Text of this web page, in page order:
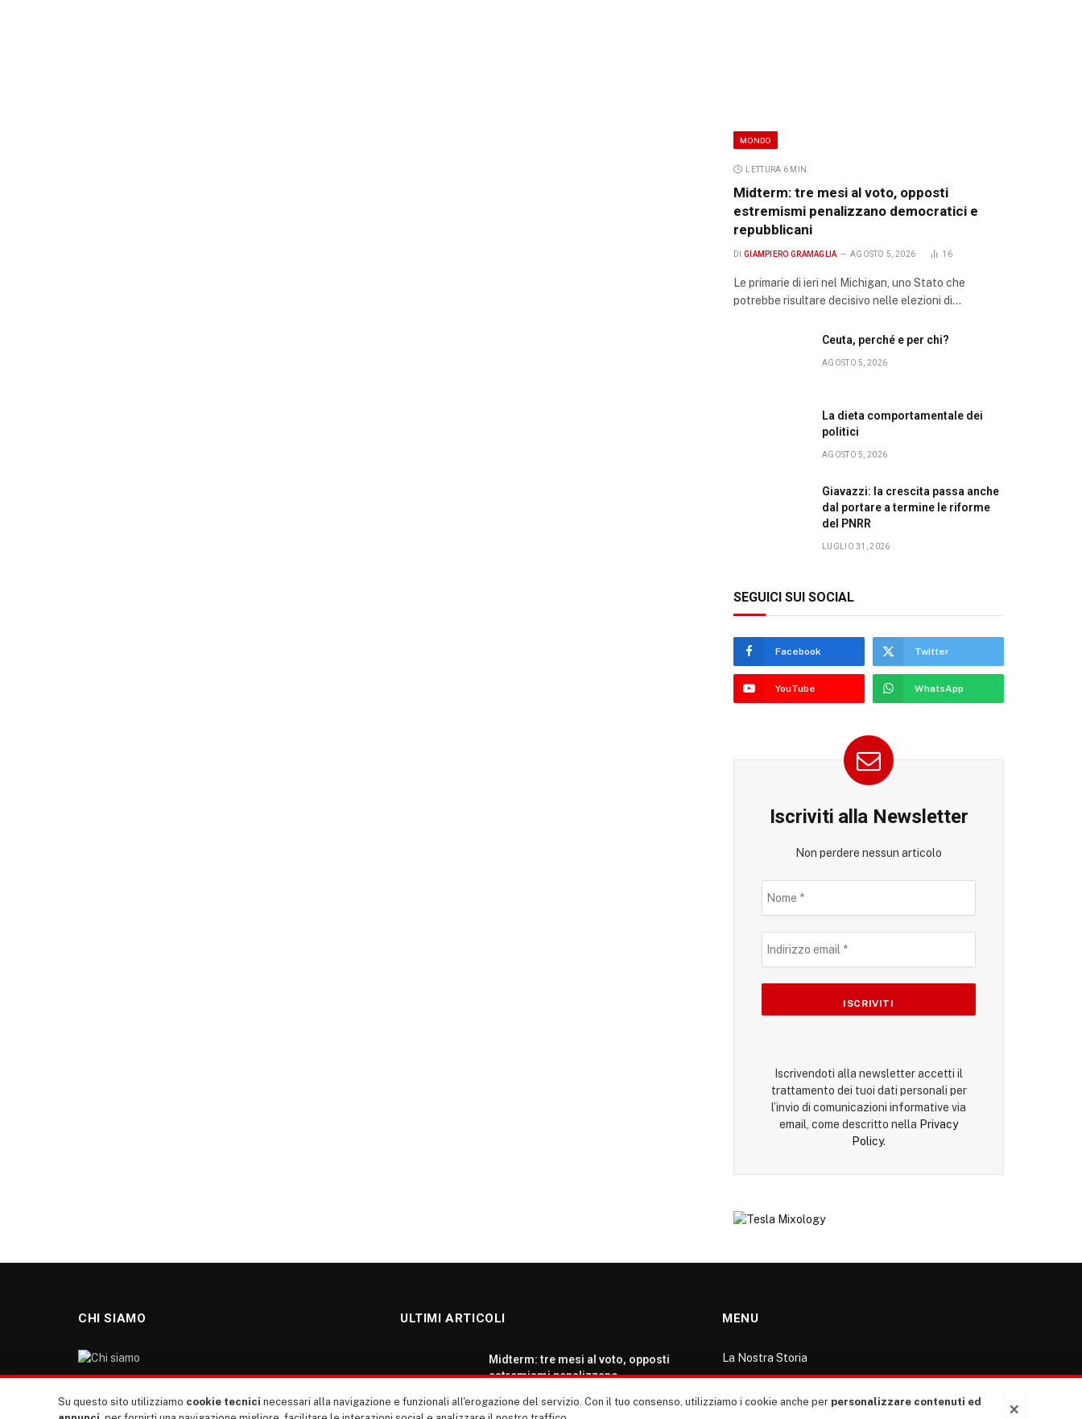
MONDO
LETTURA 6 MIN.
Midterm: tre mesi al voto, opposti
estremismi penalizzano democratici e
repubblicani
DI GIAMPIERO GRAMAGLIA AGOSTO 5, 2026 16
Le primarie di ieri nel Michigan, uno Stato che
potrebbe risultare decisivo nelle elezioni di…
Ceuta, perché e per chi?
AGOSTO 5, 2026
La dieta comportamentale dei
politici
AGOSTO 5, 2026
Giavazzi: la crescita passa anche
dal portare a termine le riforme
del PNRR
LUGLIO 31, 2026
SEGUICI SUI SOCIAL
Facebook Twitter
YouTube WhatsApp
Iscriviti alla Newsletter
Non perdere nessun articolo
Iscrivendoti alla newsletter accetti il
trattamento dei tuoi dati personali per
l’invio di comunicazioni informative via
email, come descritto nella Privacy
Policy.
CHI SIAMO
nostro sito giornale è l’erede di “TUTTI”: giornale
ULTIMI ARTICOLI
Midterm: tre mesi al voto, opposti
estremismi penalizzano
AGOSTO 5, 2026
MENU
La Nostra Storia
ventitrenta
×
Su questo sito utilizziamo cookie tecnici necessari alla navigazione e funzionali all'erogazione del servizio. Con il tuo consenso, utilizziamo i cookie anche per personalizzare contenuti ed